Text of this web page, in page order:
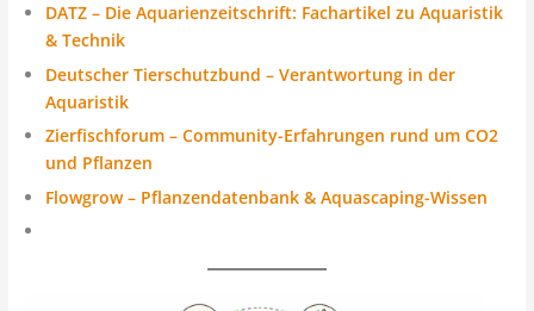
DATZ – Die Aquarienzeitschrift: Fachartikel zu Aquaristik
& Technik
Deutscher Tierschutzbund – Verantwortung in der
Aquaristik
Zierfischforum – Community-Erfahrungen rund um CO2
und Pflanzen
Flowgrow – Pflanzendatenbank & Aquascaping-Wissen